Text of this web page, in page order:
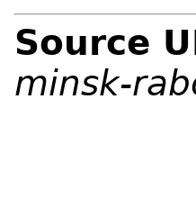
Source
minsk-